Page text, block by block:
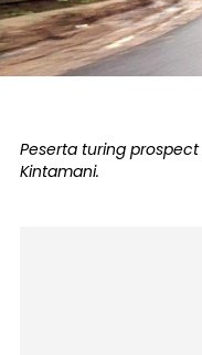
Peserta turing
Kintamani.